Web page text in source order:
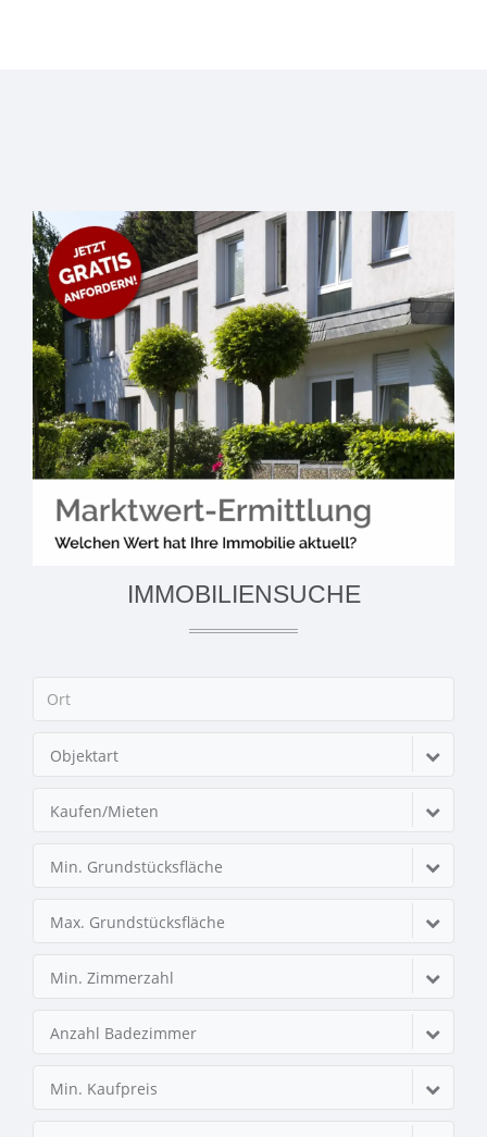
IMMOBILIENSUCHE
Objektart
Kaufen/Mieten
Min. Grundstücksfläche
Max. Grundstücksfläche
Min. Zimmerzahl
Anzahl Badezimmer
Min. Kaufpreis